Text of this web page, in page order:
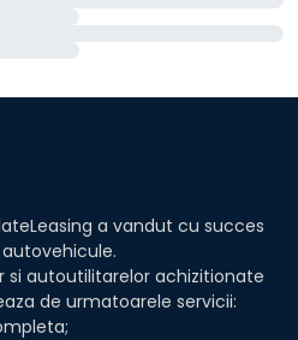
a vandut cu succes
autoutilitarelor achizitionate
de urmatoarele servicii: